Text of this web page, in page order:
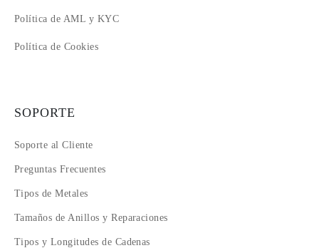
Política de AML y KYC
Política de Cookies
SOPORTE
Soporte al Cliente
Preguntas Frecuentes
Tipos de Metales
Tamaños de Anillos y Reparaciones
Tipos y Longitudes de Cadenas